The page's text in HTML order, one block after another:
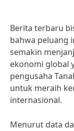
Berita terbaru
bahwa peluang
semakin
ekonomi global
pengusaha
untuk meraih
internasional.
Menurut data